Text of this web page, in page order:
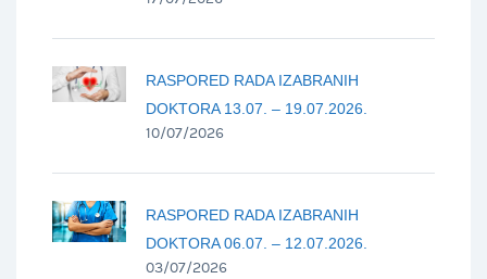
RASPORED RADA IZABRANIH
DOKTORA 13.07. – 19.07.2026.
10/07/2026
RASPORED RADA IZABRANIH
DOKTORA 06.07. – 12.07.2026.
03/07/2026